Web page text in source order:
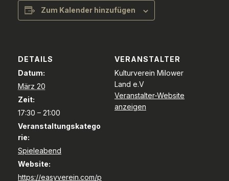
Zum Kalender hinzufügen
DETAILS
Datum:
März 20
Zeit:
17:30 – 21:00
Veranstaltungskatego
rie:
Spieleabend
Website:
https://easyverein.com/p
VERANSTALTER
Kulturverein Milower
Land e.V
Veranstalter-Website
anzeigen